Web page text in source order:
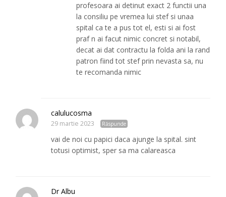
profesoara ai detinut exact 2 functii una
la consiliu pe vremea lui stef si unaa
spital ca te a pus tot el, esti si ai fost
praf n ai facut nimic concret si notabil,
decat ai dat contractu la folda ani la rand
patron fiind tot stef prin nevasta sa, nu
te recomanda nimic
calulucosma
29 martie 2023 Răspunde
vai de noi cu papici daca ajunge la spital. sint
totusi optimist, sper sa ma calareasca
Dr Albu